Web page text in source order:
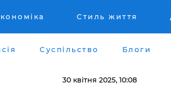
Стиль життя
Суспільство Блоги
30 квітня 2025, 10:08